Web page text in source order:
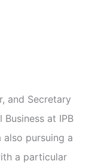
and Secretary
Business at IPB
also pursuing a
a particular